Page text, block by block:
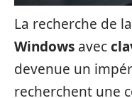
La recherche de la
Windows avec
devenue un
recherchent une